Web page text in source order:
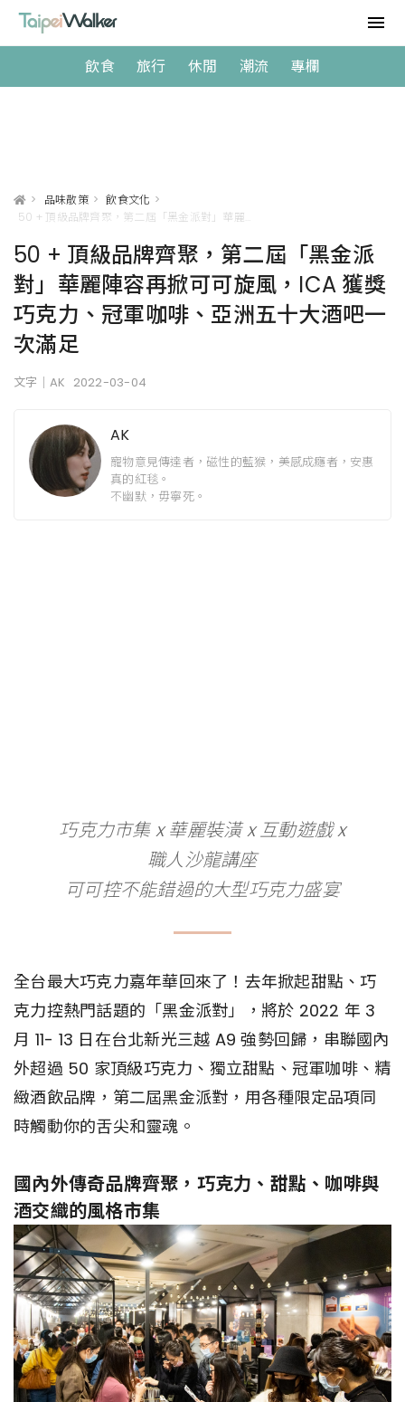
飲食 旅行 休閒 潮流 專欄
> 品味散策 > 飲食文化 >
50 + 頂級品牌齊聚，第二屆「黑金派
對」華麗陣容再掀可可旋風，ICA 獲獎
巧克力、冠軍咖啡、亞洲五十大酒吧一
次滿足
文字｜AK 2022-03-04
AK
寵物意見傳達者，磁性的藍猴，美感成癮者，安惠
真的紅毯。
不幽默，毋寧死。
巧克力市集 x 華麗裝潢 x 互動遊戲 x
職人沙龍講座
可可控不能錯過的大型巧克力盛宴
全台最大巧克力嘉年華回來了！去年掀起甜點、巧
克力控熱門話題的「黑金派對」，將於 2022 年 3
月 11- 13 日在台北新光三越 A9 強勢回歸，串聯國內
外超過 50 家頂級巧克力、獨立甜點、冠軍咖啡、精
緻酒飲品牌，第二屆黑金派對，用各種限定品項同
時觸動你的舌尖和靈魂。
國內外傳奇品牌齊聚，巧克力、甜點、咖啡與
酒交織的風格市集